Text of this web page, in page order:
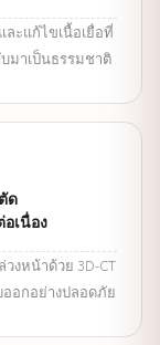
ะแก้ไขเนื้อเยื่อที่
มาเป็นธรรมชาติ
ด
เนื่อง
งหน้าด้วย 3D-CT
ออกอย่างปลอดภัย